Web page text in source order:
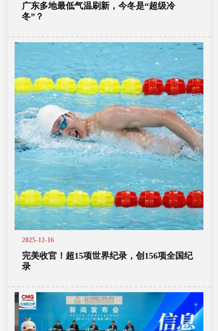
广东多地最低气温刷新，今冬是“超级冷
冬”？
2025-12-16
完美收官！超15项世界纪录，创156项全国纪
录